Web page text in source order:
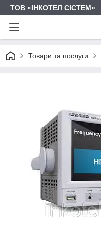
ТОВ «ІНКОТЕЛ СІСТЕМ»
Товари та послуги